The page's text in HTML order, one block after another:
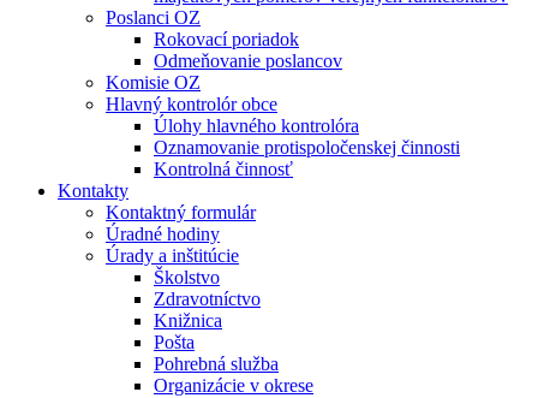
Poslanci OZ
Rokovací poriadok
Odmeňovanie poslancov
Komisie OZ
Hlavný kontrolór obce
Úlohy hlavného kontrolóra
Oznamovanie protispoločenskej činnosti
Kontrolná činnosť
Kontakty
Kontaktný formulár
Úradné hodiny
Úrady a inštitúcie
Školstvo
Zdravotníctvo
Knižnica
Pošta
Pohrebná služba
Organizácie v okrese